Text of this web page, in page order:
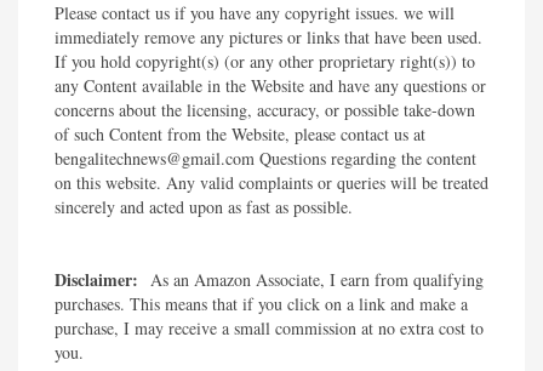
Please contact us if you have any copyright issues. we will
immediately remove any pictures or links that have been used.
If you hold copyright(s) (or any other proprietary right(s)) to
any Content available in the Website and have any questions or
concerns about the licensing, accuracy, or possible take-down
of such Content from the Website, please contact us at
bengalitechnews@gmail.com Questions regarding the content
on this website. Any valid complaints or queries will be treated
sincerely and acted upon as fast as possible.​
Disclaimer: As an Amazon Associate, I earn from qualifying
purchases. This means that if you click on a link and make a
purchase, I may receive a small commission at no extra cost to
you.